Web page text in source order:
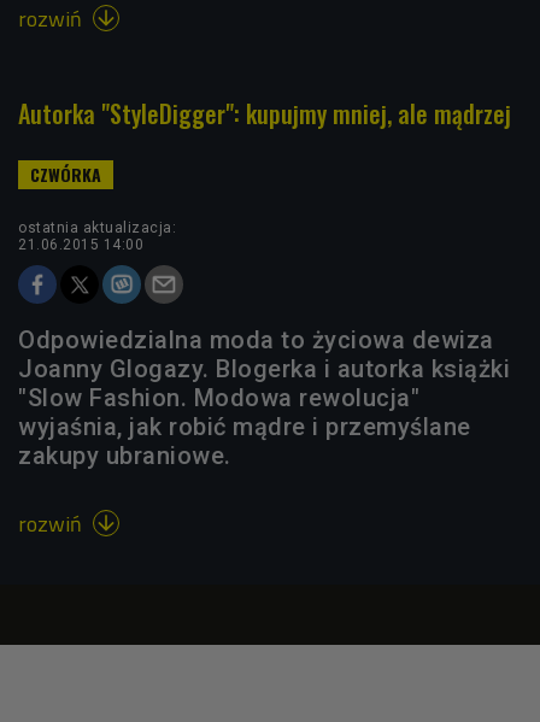
rozwiń 
Autorka "StyleDigger": kupujmy mniej, ale mądrzej
ostatnia aktualizacja:
21.06.2015 14:00
Odpowiedzialna moda to życiowa dewiza
Joanny Glogazy. Blogerka i autorka książki
"Slow Fashion. Modowa rewolucja"
wyjaśnia, jak robić mądre i przemyślane
zakupy ubraniowe.
rozwiń 